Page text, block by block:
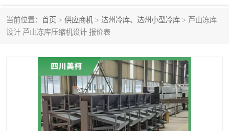
当前位置： 首页 > 供应商机 > 达州冷库、达州小型冷库 > 芦山冻库
设计 芦山冻库压缩机设计 报价表
冷库安装，冷库价格
成都冻库，成都冻库价格 绵阳冻库,绵阳保鲜冷库
德阳冻库安装，德阳冷库 广元冻库安装,广元冻库造
价
南充冻库设计,南充冻库安 遂宁冻库